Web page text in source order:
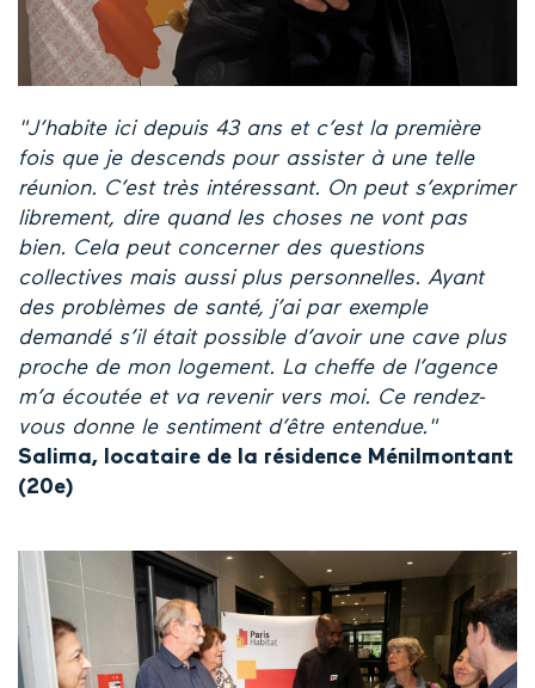
"J’habite ici depuis 43 ans et c’est la première
fois que je descends pour assister à une telle
réunion. C’est très intéressant. On peut s’exprimer
librement, dire quand les choses ne vont pas
bien. Cela peut concerner des questions
collectives mais aussi plus personnelles. Ayant
des problèmes de santé, j’ai par exemple
demandé s’il était possible d’avoir une cave plus
proche de mon logement. La cheffe de l’agence
m’a écoutée et va revenir vers moi. Ce rendez-
vous donne le sentiment d’être entendue."
Salima, locataire de la résidence Ménilmontant
(20e)